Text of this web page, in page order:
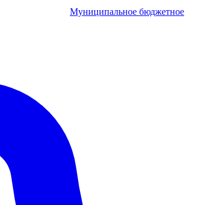
Муниципальное бюджетное